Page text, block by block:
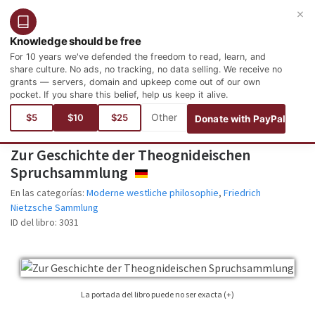
Español
Knowledge should be free
For 10 years we've defended the freedom to read, learn, and
share culture. No ads, no tracking, no data selling. We receive no
grants — servers, domain and upkeep come out of our own
pocket. If you share this belief, help us keep it alive.
$5 $10 $25 Donate with PayPal
×
Está aquí:Idiomas Alemán
Philosophie und Psychologie
Moderne westliche philosophie
Zur Geschichte der Theognideischen
Spruchsammlung
DEUTSCH
En las categorías: Moderne westliche philosophie, Friedrich
Nietzsche Sammlung
ID del libro: 3031
La portada del libro puede no ser exacta (+)